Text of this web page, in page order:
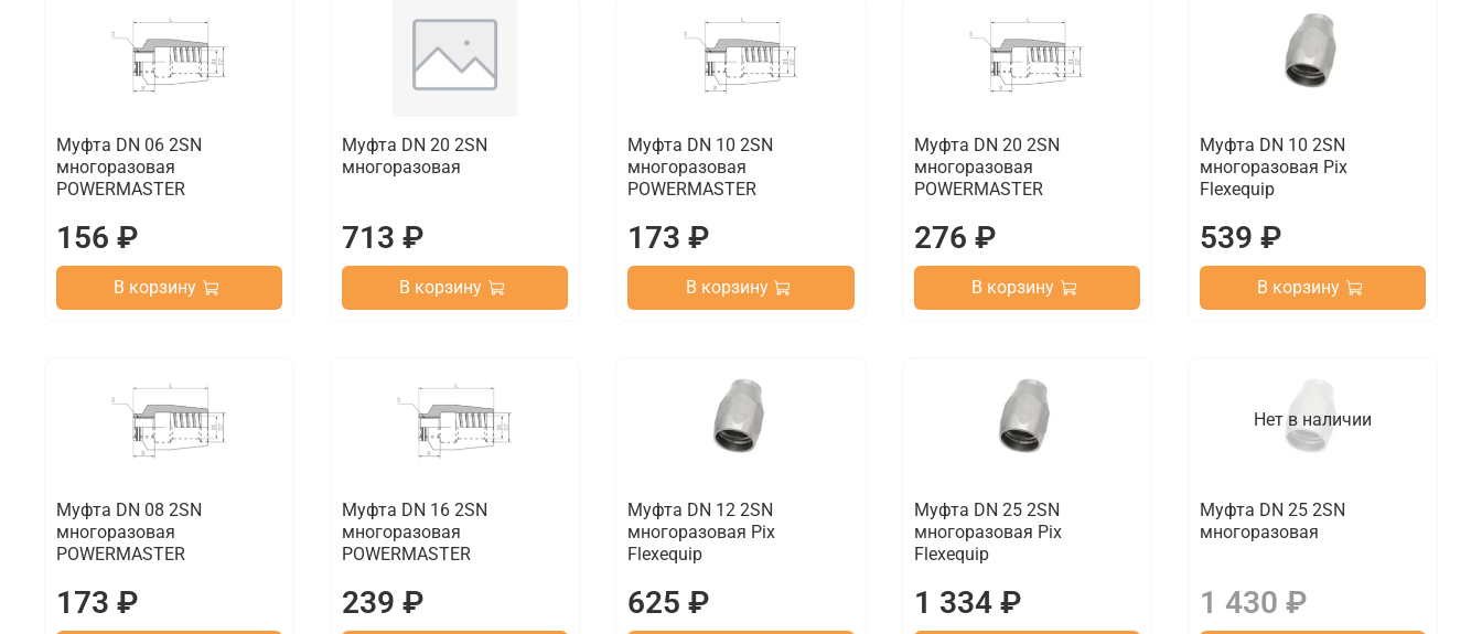
Муфта DN 06 2SN
многоразовая
POWERMASTER
156 ₽
В корзину
Муфта DN 20 2SN
многоразовая
713 ₽
В корзину
Муфта DN 10 2SN
многоразовая
POWERMASTER
173 ₽
В корзину
Муфта DN 20 2SN
многоразовая
POWERMASTER
276 ₽
В корзину
Муфта DN 10 2SN
многоразовая Pix
Flexequip
539 ₽
В корзину
Муфта DN 08 2SN
многоразовая
POWERMASTER
173 ₽
Муфта DN 16 2SN
многоразовая
POWERMASTER
239 ₽
Муфта DN 12 2SN
многоразовая Pix
Flexequip
625 ₽
Муфта DN 25 2SN
многоразовая Pix
Flexequip
1 334 ₽
Нет в наличии
Муфта DN 25 2SN
многоразовая
1 430 ₽